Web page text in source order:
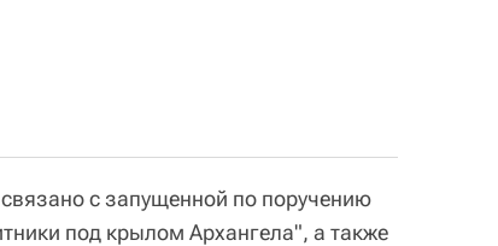
с запущенной по поручению
под крылом Архангела", а также